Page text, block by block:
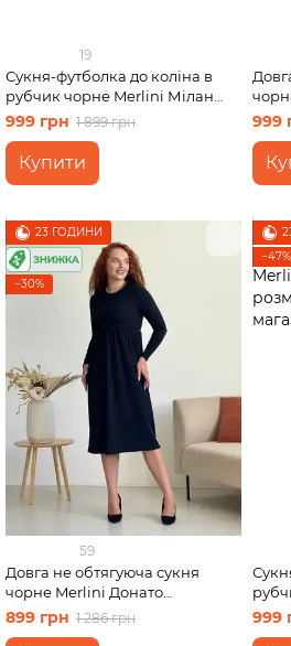
19
Сукня-футболка до коліна в
рубчик чорне Merlini Мілан
700000141 розмір 50-52 (2XL-
999 грн 1 899 грн
Купити
999
23 ГОДИНИ
−30%
59
Довга не обтягуюча сукня
чорне Merlini Донато
700001381 розмір 46-48 (L-XL)
899 грн 1 286 грн
−47%
999